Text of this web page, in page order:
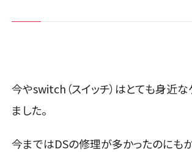
今やswitch（スイッチ）はとても身近
ました。
今まではDSの修理が多かったのにも